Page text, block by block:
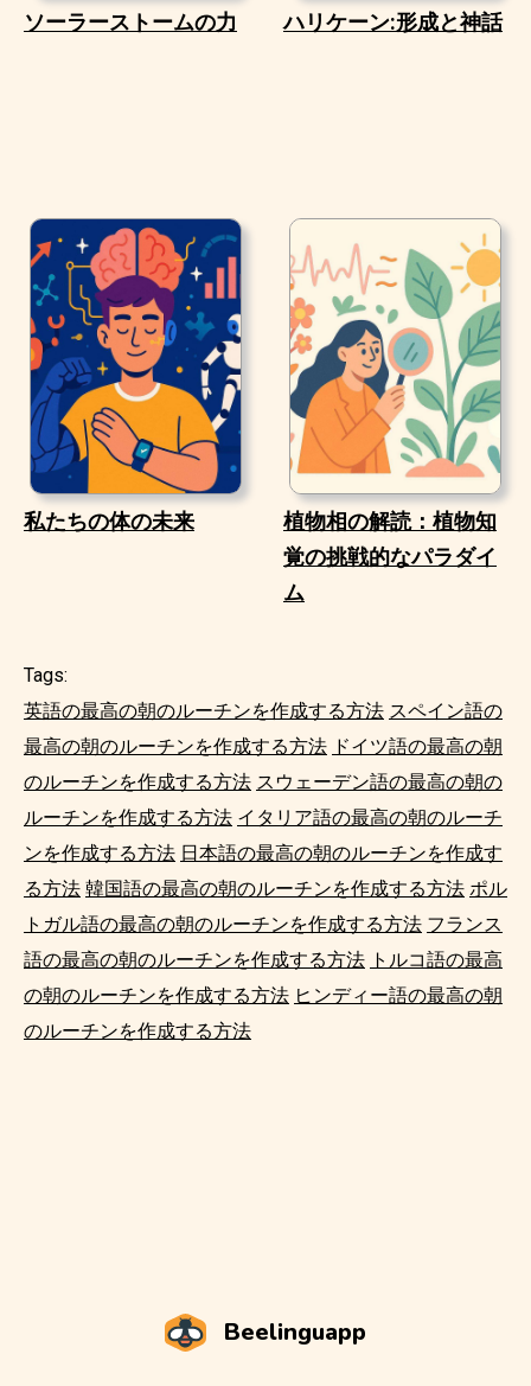
ソーラーストームの力 ハリケーン:形成と神話
私たちの体の未来
植物相の解読：植物知
覚の挑戦的なパラダイ
ム
Tags:
英語の最高の朝のルーチンを作成する方法 スペイン語の
最高の朝のルーチンを作成する方法 ドイツ語の最高の朝
のルーチンを作成する方法 スウェーデン語の最高の朝の
ルーチンを作成する方法 イタリア語の最高の朝のルーチ
ンを作成する方法 日本語の最高の朝のルーチンを作成す
る方法 韓国語の最高の朝のルーチンを作成する方法 ポル
トガル語の最高の朝のルーチンを作成する方法 フランス
語の最高の朝のルーチンを作成する方法 トルコ語の最高
の朝のルーチンを作成する方法 ヒンディー語の最高の朝
のルーチンを作成する方法
Beelinguapp